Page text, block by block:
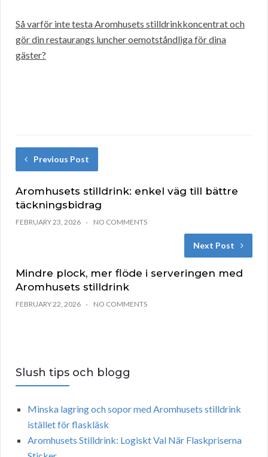
Så varför inte testa Aromhusets stilldrinkkoncentrat och
gör din restaurangs luncher oemotståndliga för dina
gäster?
Previous Post
Aromhusets stilldrink: enkel väg till bättre
täckningsbidrag
FEBRUARY 23, 2026 NO COMMENTS
Next Post
Mindre plock, mer flöde i serveringen med
Aromhusets stilldrink
FEBRUARY 22, 2026 NO COMMENTS
Slush tips och blogg
Minska lagring och sopor med Aromhusets stilldrink
istället för flaskläsk
Aromhusets Stilldrink: Logiskt Val När Flaskpriserna